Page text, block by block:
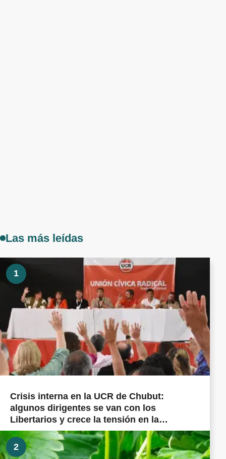
Las más leídas
1
Crisis interna en la UCR de Chubut:
algunos dirigentes se van con los
Libertarios y crece la tensión en la
militancia cordillerana
2